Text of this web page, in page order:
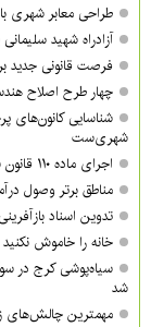
طراحی معابر شهری
آزادراه شهید
فرصت قانونی جدید
چهار طرح اصلاح
شناسایی کانون‌های
شهری‌ست
اجرای ماده ۱۱۰ قانون شهرداری‌ها در کرج/ زمین‌های بایر دیوارکشی می‌شود
مناطق برتر وصول درآمدی
تدوین اسناد
خانه را خاموش
سیاه‌پوشی کرج در
شد
مهمترین